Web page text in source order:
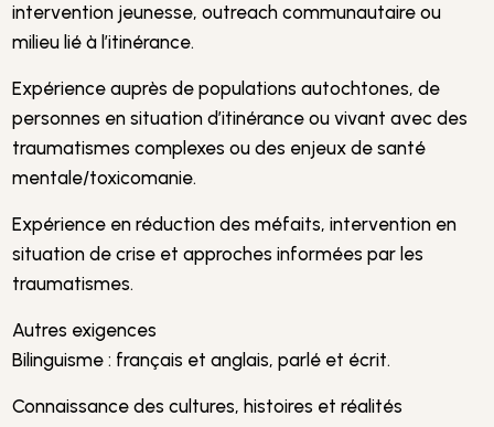
intervention jeunesse, outreach communautaire ou
milieu lié à l’itinérance.
Expérience auprès de populations autochtones, de
personnes en situation d’itinérance ou vivant avec des
traumatismes complexes ou des enjeux de santé
mentale/toxicomanie.
Expérience en réduction des méfaits, intervention en
situation de crise et approches informées par les
traumatismes.
Autres exigences
Bilinguisme : français et anglais, parlé et écrit.
Connaissance des cultures, histoires et réalités